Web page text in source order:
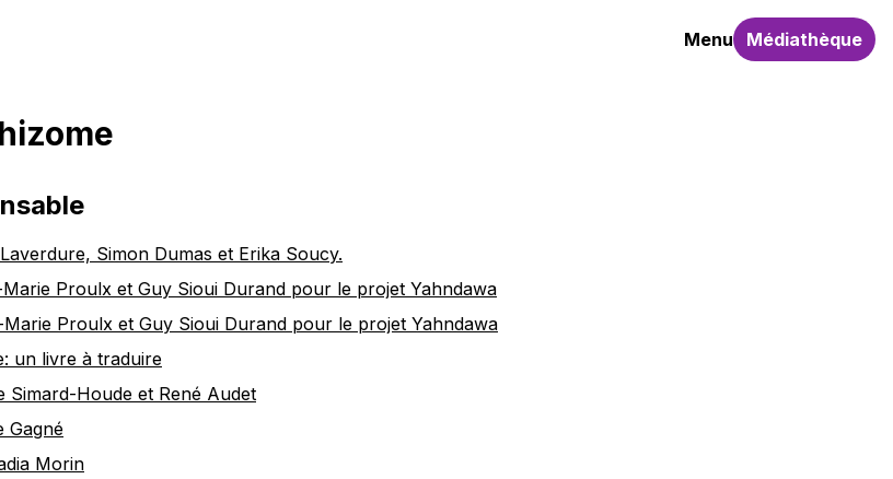
Menu Médiathèque
Simon Dumas et Erika Soucy.
Proulx et Guy Sioui Durand pour le projet Yahndawa
Proulx et Guy Sioui Durand pour le projet Yahndawa
un livre à traduire
Simard-Houde et René Audet
Gagné
Morin